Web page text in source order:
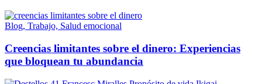
Blog, Trabajo, Salud emocional
Creencias limitantes sobre el dinero: Experiencias
que bloquean tu abundancia